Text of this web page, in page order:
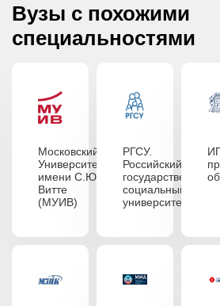
Вузы с похожими
специальностями
Московский
Университет
имени С.Ю.
Витте
(МУИВ)
РГСУ.
Российский
государственный
социальный
университет